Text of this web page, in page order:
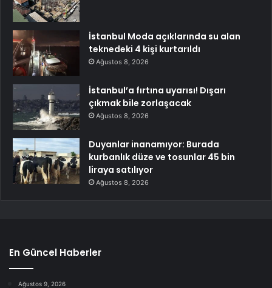
İstanbul Moda açıklarında su alan
teknedeki 4 kişi kurtarıldı
Ağustos 8, 2026
İstanbul’a fırtına uyarısı! Dışarı
çıkmak bile zorlaşacak
Ağustos 8, 2026
Duyanlar inanamıyor: Burada
kurbanlık düze ve tosunlar 45 bin
liraya satılıyor
Ağustos 8, 2026
En Güncel Haberler
Ağustos 9, 2026